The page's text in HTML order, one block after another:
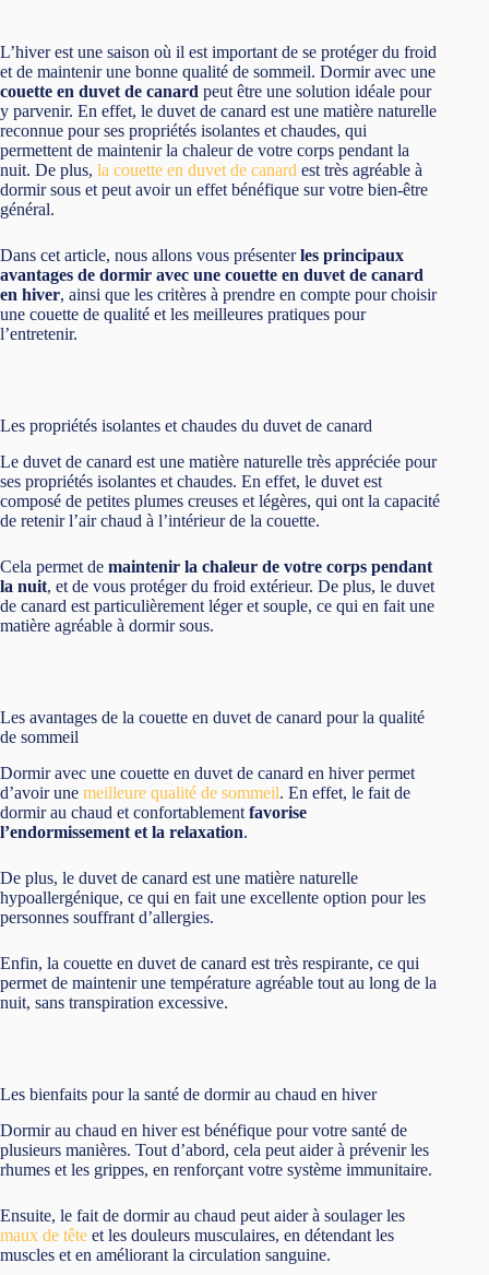
L’hiver est une saison où il est important de se protéger du froid
et de maintenir une bonne qualité de sommeil. Dormir avec une
couette en duvet de canard peut être une solution idéale pour
y parvenir. En effet, le duvet de canard est une matière naturelle
reconnue pour ses propriétés isolantes et chaudes, qui
permettent de maintenir la chaleur de votre corps pendant la
nuit. De plus, la couette en duvet de canard est très agréable à
dormir sous et peut avoir un effet bénéfique sur votre bien-être
général.
Dans cet article, nous allons vous présenterles principaux
avantages de dormir avec une couette en duvet de canard
en hiver, ainsi que les critères à prendre en compte pour choisir
une couette de qualité et les meilleures pratiques pour
l’entretenir.
Les propriétés isolantes et chaudes du duvet de canard
Le duvet de canard est une matière naturelle très appréciée pour
ses propriétés isolantes et chaudes. En effet, le duvet est
composé de petites plumes creuses et légères, qui ont la capacité
de retenir l’air chaud à l’intérieur de la couette.
Cela permet de maintenir la chaleur de votre corps pendant
la nuit, et de vous protéger du froid extérieur. De plus, le duvet
de canard est particulièrement léger et souple, ce qui en fait une
matière agréable à dormir sous.
Les avantages de la couette en duvet de canard pour la qualité
de sommeil
Dormir avec une couette en duvet de canard en hiver permet
d’avoir une meilleure qualité de sommeil. En effet, le fait de
dormir au chaud et confortablement favorise
l’endormissement et la relaxation.
De plus, le duvet de canard est une matière naturelle
hypoallergénique, ce qui en fait une excellente option pour les
personnes souffrant d’allergies.
Enfin, la couette en duvet de canard est très respirante, ce qui
permet de maintenir une température agréable tout au long de la
nuit, sans transpiration excessive.
Les bienfaits pour la santé de dormir au chaud en hiver
Dormir au chaud en hiver est bénéfique pour votre santé de
plusieurs manières. Tout d’abord, cela peut aider à prévenir les
rhumes et les grippes, en renforçant votre système immunitaire.
Ensuite, le fait de dormir au chaud peut aider à soulager les
maux de tête et les douleurs musculaires, en détendant les
muscles et en améliorant la circulation sanguine.